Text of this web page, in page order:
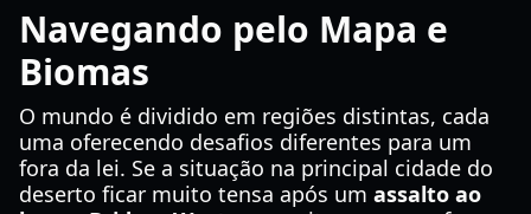
Navegando pelo Mapa e
Biomas
O mundo é dividido em regiões distintas, cada
uma oferecendo desafios diferentes para um
fora da lei. Se a situação na principal cidade do
deserto ficar muito tensa após um assalto ao